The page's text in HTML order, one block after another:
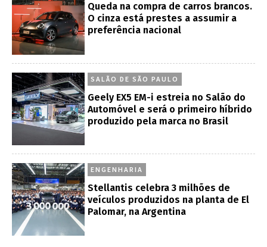
Queda na compra de carros brancos.
O cinza está prestes a assumir a
preferência nacional
SALÃO DE SÃO PAULO
Geely EX5 EM-i estreia no Salão do
Automóvel e será o primeiro híbrido
produzido pela marca no Brasil
ENGENHARIA
Stellantis celebra 3 milhões de
veículos produzidos na planta de El
Palomar, na Argentina